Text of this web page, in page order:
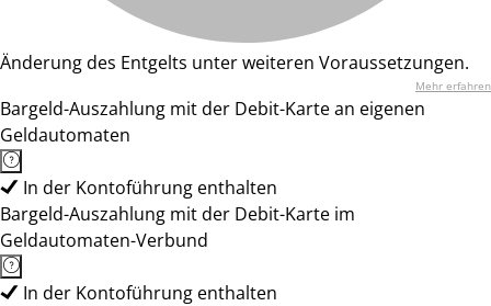
Änderung des Entgelts unter weiteren Voraussetzungen.
Mehr erfahren
Bargeld-Auszahlung mit der Debit-Karte an eigenen
Geldautomaten
In der Kontoführung enthalten
Bargeld-Auszahlung mit der Debit-Karte im
Geldautomaten-Verbund
In der Kontoführung enthalten